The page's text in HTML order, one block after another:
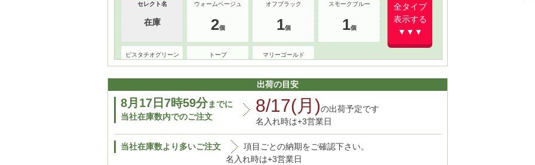
全タイプ
表示する
▼▼▼
セレクト名
在庫
ウォームベージュ
2
オフブラック
1
スモークブルー
1
ピスタチオグリーン
3
トープ
3
マリーゴールド
2
出荷の目安
8月17日7時59分までに
当社在庫数内でのご注文
8/17(月)の出荷予定です
名入れ時は+3営業日
当社在庫数より多いご注文
項目ごとの納期をご確認下さい。
名入れ時は+3営業日